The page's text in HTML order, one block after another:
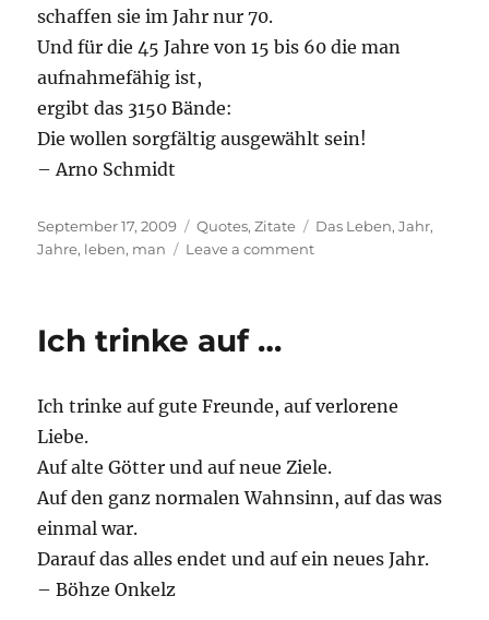
schaffen sie im Jahr nur 70.
Und für die 45 Jahre von 15 bis 60 die man
aufnahmefähig ist,
ergibt das 3150 Bände:
Die wollen sorgfältig ausgewählt sein!
– Arno Schmidt
Posted
on
September 17, 2009 Categories
Quotes,Zitate Tags
Das Leben,Jahr,
Jahre, leben, man Leave a commenton
Ich trinke auf …
Ich trinke auf gute Freunde, auf verlorene
Liebe.
Auf alte Götter und auf neue Ziele.
Auf den ganz normalen Wahnsinn, auf das was
einmal war.
Darauf das alles endet und auf ein neues Jahr.
– Böhze Onkelz